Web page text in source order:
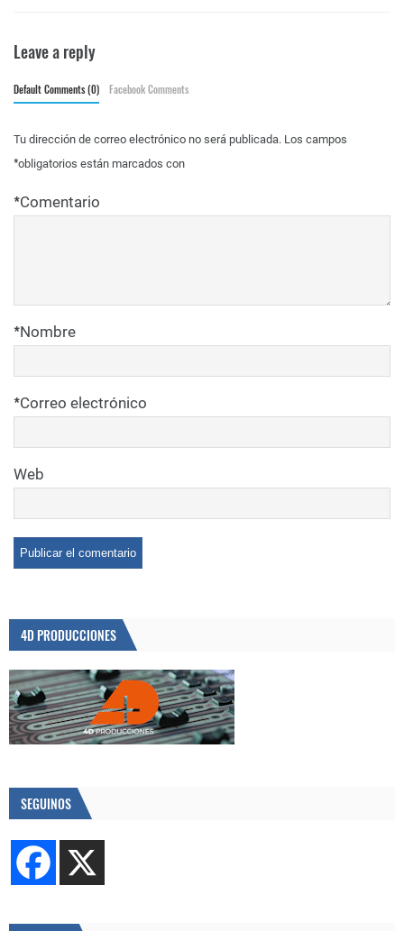
Leave a reply
Default Comments (0) Facebook Comments
Tu dirección de correo electrónico no será publicada. Los campos
obligatorios están marcados con
*
Comentario
*
Nombre
*
Correo electrónico
*
Web
4D PRODUCCIONES
SEGUINOS